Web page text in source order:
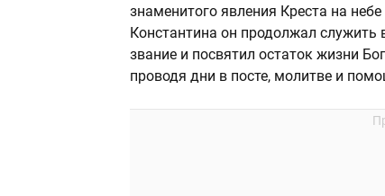
знаменитого явления Креста на
Константина он продолжал служить
звание и посвятил остаток жизни
проводя дни в посте, молитве и